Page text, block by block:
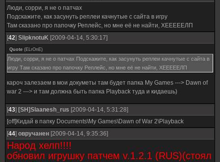
Люди, сорри, я не о патчах
Подскажите, как засунуть реплеи качнутые с сайта в игру
Там сказано про папочку Реплейс, но мне её не найти, ХЕЕЕЕЕЛП
[42] SlipknotuK [2009-04-14, 5:30:17]
Quote (ELrOnE)
Люди, сорри, я не о патчах Подскажите, как засунуть реплеи качнутые с сайта в
игру Там сказано про папочку Реплейс, но мне её не найти, ХЕЕЕЕЕЛП
кароч залезаем в мои докуметы там будет папка My Games ---> Dawn of
war 2 ---> и там должна быть папка Playback туда и кидаешь)
[43] [SH]Slaanesh_rus [2009-04-14, 5:31:28]
[off]Кидай в папку Documents\My Games\Dawn of War 2\Playback
[44] овручанен [2009-04-14, 9:35:36]
Народ хелп!!!!
обновил игрушку патчем v.1.2.1 (RUS)(стоял